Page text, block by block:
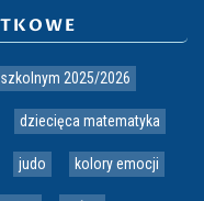
2025/2026
dziecięca matematyka
judo kolory emocji